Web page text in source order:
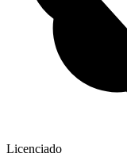
Licenciado